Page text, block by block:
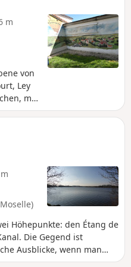
m
von
Ley
mit
1914–
Höhepunkte: den Étang de
Die Gegend ist
Ausblicke, wenn man
In der